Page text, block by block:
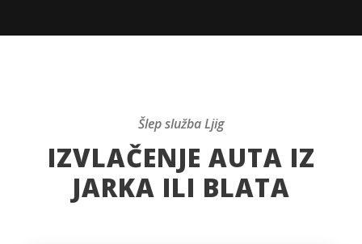
Šlep služba Ljig
IZVLAČENJE AUTA IZ
JARKA ILI BLATA